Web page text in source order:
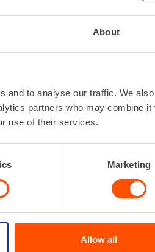
About
and to analyse our traffic. We
partners who may combine it
use of their services.
Marketing
Allow all
15-17 M, DIESEL
Diesel
2,27 m
Ensimmäinen
Kuukausi
Alv 0 %